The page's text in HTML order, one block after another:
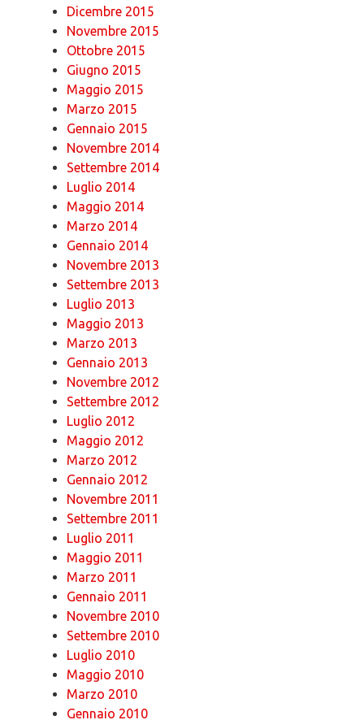
Dicembre 2015
Novembre 2015
Ottobre 2015
Giugno 2015
Maggio 2015
Marzo 2015
Gennaio 2015
Novembre 2014
Settembre 2014
Luglio 2014
Maggio 2014
Marzo 2014
Gennaio 2014
Novembre 2013
Settembre 2013
Luglio 2013
Maggio 2013
Marzo 2013
Gennaio 2013
Novembre 2012
Settembre 2012
Luglio 2012
Maggio 2012
Marzo 2012
Gennaio 2012
Novembre 2011
Settembre 2011
Luglio 2011
Maggio 2011
Marzo 2011
Gennaio 2011
Novembre 2010
Settembre 2010
Luglio 2010
Maggio 2010
Marzo 2010
Gennaio 2010